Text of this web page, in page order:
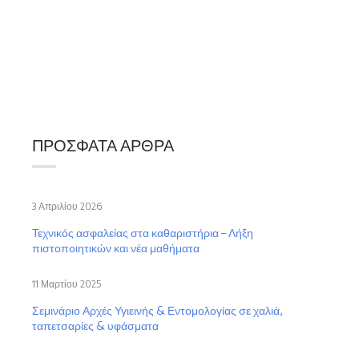
ΠΡΌΣΦΑΤΑ ΆΡΘΡΑ
Τεχνικός ασφαλείας στα καθαριστήρια – Λήξη
πιστοποιητικών και νέα μαθήματα
3 Απριλίου 2026
Σεμινάριο Αρχές Υγιεινής & Εντομολογίας σε χαλιά,
ταπετσαρίες & υφάσματα
11 Μαρτίου 2025